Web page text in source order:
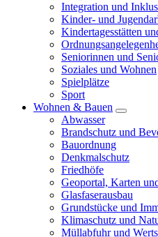
Integration und
Kinder- und
Kindertagesstätten
Seniorinnen und
Soziales und Wohnen
Spielplätze
Sport
Wohnen & Bauen
Abwasser
Brandschutz und
Bauordnung
Denkmalschutz
Friedhöfe
Geoportal, Karten
Glasfaserausbau
Grundstücke und
Klimaschutz und
Müllabfuhr und